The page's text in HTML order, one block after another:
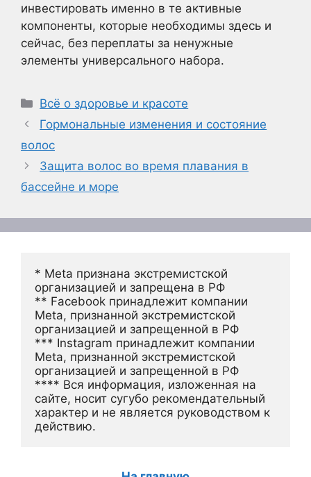
инвестировать именно в те активные
компоненты, которые необходимы здесь и
сейчас, без переплаты за ненужные
элементы универсального набора.
Рубрики
Всё о здоровье и красоте
Гормональные изменения и состояние
волос
Защита волос во время плавания в
бассейне и море
* Meta признана экстремистской
организацией и запрещена в РФ
** Facebook принадлежит компании
Meta, признанной экстремистской
организацией и запрещенной в РФ
*** Instagram принадлежит компании
Meta, признанной экстремистской
организацией и запрещенной в РФ
**** Вся информация, изложенная на
сайте, носит сугубо рекомендательный
характер и не является руководством к
действию.